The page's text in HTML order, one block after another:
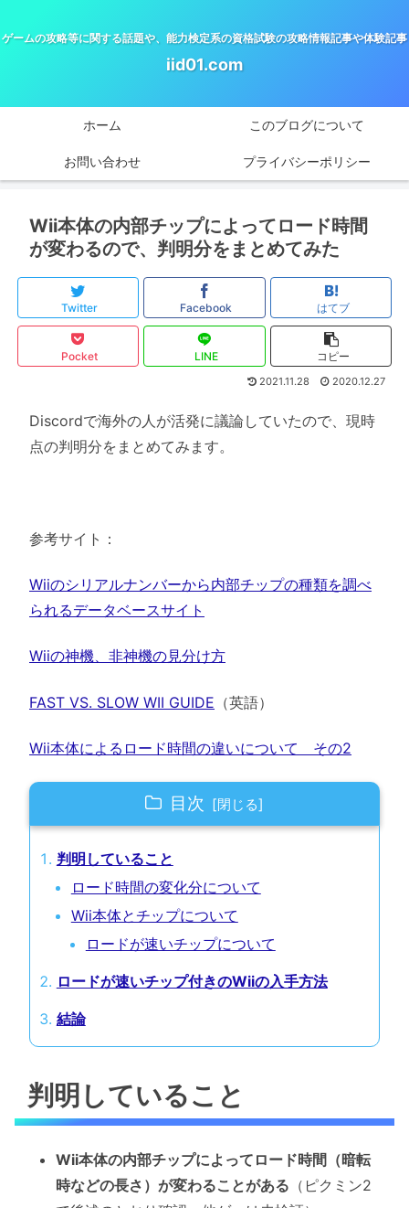
ゲームの攻略等に関する話題や、能力検定系の資格試験の攻略情報記事や体験記事
iid01.com
ホーム このブログについて
お問い合わせ プライバシーポリシー
Wii本体の内部チップによってロード時間
が変わるので、判明分をまとめてみた
Twitter Facebook はてブ
Pocket LINE コピー
2021.11.28 2020.12.27
Discordで海外の人が活発に議論していたので、現時
点の判明分をまとめてみます。
参考サイト：
Wiiのシリアルナンバーから内部チップの種類を調べ
られるデータベースサイト
Wiiの神機、非神機の見分け方
FAST VS. SLOW WII GUIDE （英語）
Wii本体によるロード時間の違いについて その2
目次
判明していること
ロード時間の変化分について
Wii本体とチップについて
ロードが速いチップについて
ロードが速いチップ付きのWiiの入手方法
結論
判明していること
Wii本体の内部チップによってロード時間（暗転
時などの長さ）が変わることがある （ピクミン2